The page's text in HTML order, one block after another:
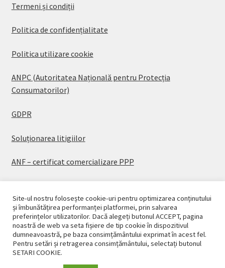
Termeni și condiții
Politica de confidențialitate
Politica utilizare cookie
ANPC (Autoritatea Națională pentru Protecția
Consumatorilor)
GDPR
Soluționarea litigiilor
ANF – certificat comercializare PPP
© CASAPLANT 2026
Politică de confidențialitate
Site-ul nostru folosește cookie-uri pentru optimizarea conținutului
și îmbunătățirea performanței platformei, prin salvarea
preferințelor utilizatorilor. Dacă alegeți butonul ACCEPT, pagina
noastră de web va seta fișiere de tip cookie în dispozitivul
dumneavoastră, pe baza consimțământului exprimat în acest fel.
Pentru setări și retragerea consimțământului, selectați butonul
SETARI COOKIE.